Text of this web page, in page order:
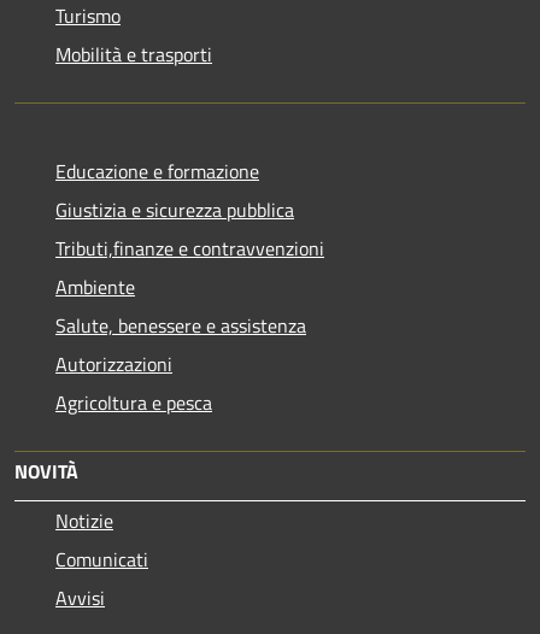
Turismo
Mobilità e trasporti
Educazione e formazione
Giustizia e sicurezza pubblica
Tributi,finanze e contravvenzioni
Ambiente
Salute, benessere e assistenza
Autorizzazioni
Agricoltura e pesca
NOVITÀ
Notizie
Comunicati
Avvisi